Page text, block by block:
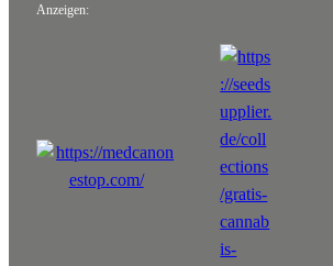
Anzeigen: